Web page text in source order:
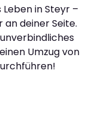
in Steyr –
an deiner Seite.
Umzug von